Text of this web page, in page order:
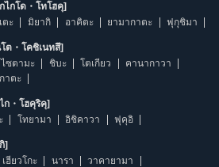
ไกโด・โทโฮคุ]
ตะ มิยากิ อาคิตะ ยามากาตะ ฟุกุชิมา
ต・โคชิเนทสึ]
ไซตามะ ชิบะ โตเกียว
คานากาวา
าตะ
ก・โฮคุริคุ]
โทยามา อิชิคาวา ฟุคุอิ
]
เฮียวโกะ นารา วาคายามา